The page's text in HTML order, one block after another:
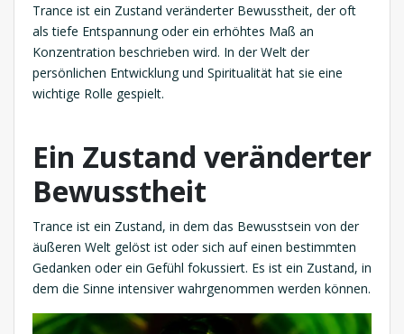
Trance ist ein Zustand veränderter Bewusstheit, der oft
als tiefe Entspannung oder ein erhöhtes Maß an
Konzentration beschrieben wird. In der Welt der
persönlichen Entwicklung und Spiritualität hat sie eine
wichtige Rolle gespielt.
Ein Zustand veränderter
Bewusstheit
Trance ist ein Zustand, in dem das Bewusstsein von der
äußeren Welt gelöst ist oder sich auf einen bestimmten
Gedanken oder ein Gefühl fokussiert. Es ist ein Zustand, in
dem die Sinne intensiver wahrgenommen werden können.